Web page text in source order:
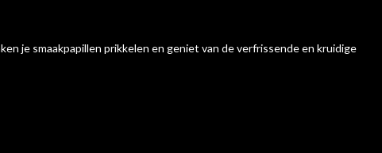
je smaakpapillen prikkelen en geniet van de verfrissende en kruidige